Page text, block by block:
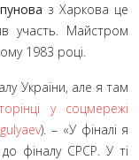
з Харкова це
участь. Майстром
1983 році.
України, але я там
у соцмережі
). – «У фіналі я
фіналу СРСР. У ті